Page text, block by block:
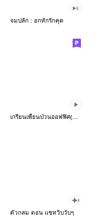
จมปลัก : อกหักรักคุด
ตัวกลม ตอน แชทวิบวับๆ